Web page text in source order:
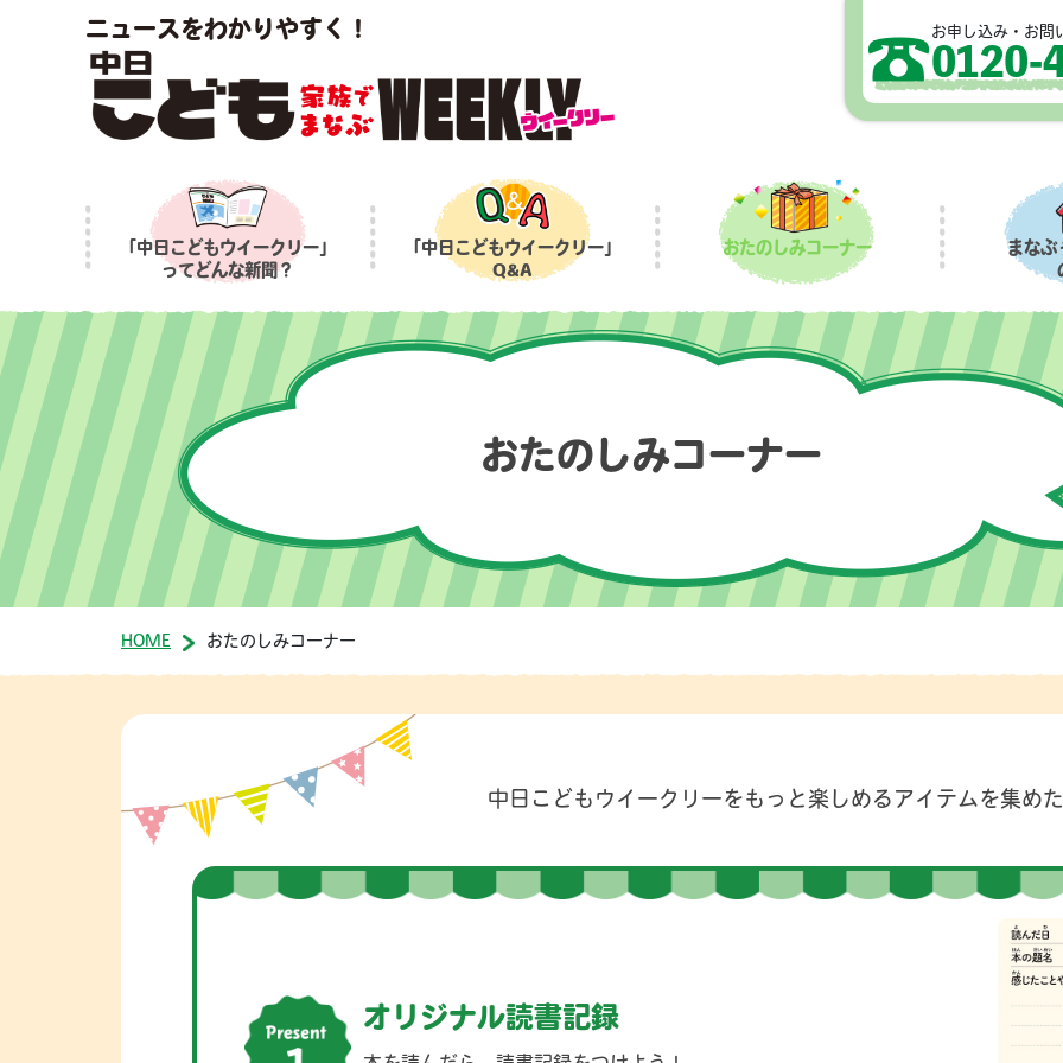
ニュースをわかりやすく！ お申し込み・お問
0120-
「中日こどもウイークリー」
ってどんな新聞？
「中日こどもウイークリー」
Q&A
おたのしみコーナー
まなぶ
おたのしみコーナー
HOME おたのしみコーナー
中日こどもウイークリーをもっと楽しめるアイテムを集め
オリジナル読書記録